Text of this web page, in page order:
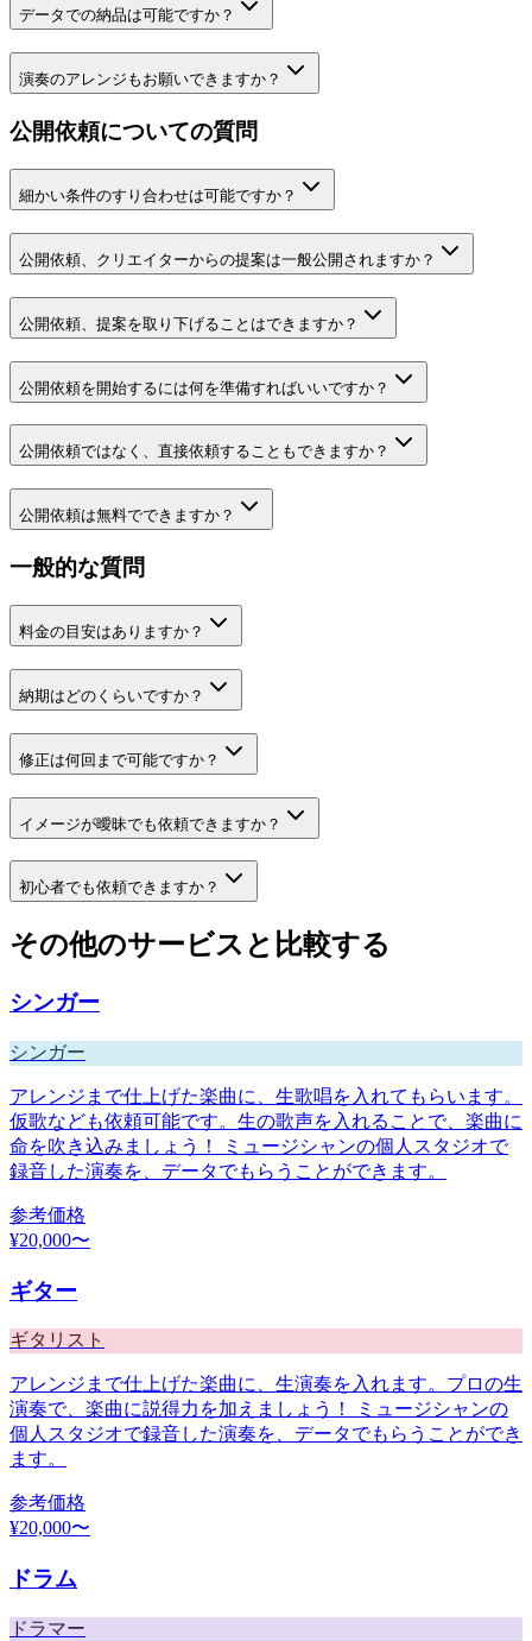
データでの納品は可能ですか？
演奏のアレンジもお願いできますか？
公開依頼についての質問
細かい条件のすり合わせは可能ですか？
公開依頼、クリエイターからの提案は一般公開されますか？
公開依頼、提案を取り下げることはできますか？
公開依頼を開始するには何を準備すればいいですか？
公開依頼ではなく、直接依頼することもできますか？
公開依頼は無料でできますか？
一般的な質問
料金の目安はありますか？
納期はどのくらいですか？
修正は何回まで可能ですか？
イメージが曖昧でも依頼できますか？
初心者でも依頼できますか？
その他のサービスと比較する
シンガー
シンガー
アレンジまで仕上げた楽曲に、生歌唱を入れてもらいます。
仮歌なども依頼可能です。生の歌声を入れることで、楽曲に
命を吹き込みましょう！ ミュージシャンの個人スタジオで
録音した演奏を、データでもらうことができます。
参考価格
¥20,000〜
ギター
ギタリスト
アレンジまで仕上げた楽曲に、生演奏を入れます。プロの生
演奏で、楽曲に説得力を加えましょう！ ミュージシャンの
個人スタジオで録音した演奏を、データでもらうことができ
ます。
参考価格
¥20,000〜
ドラム
ドラマー